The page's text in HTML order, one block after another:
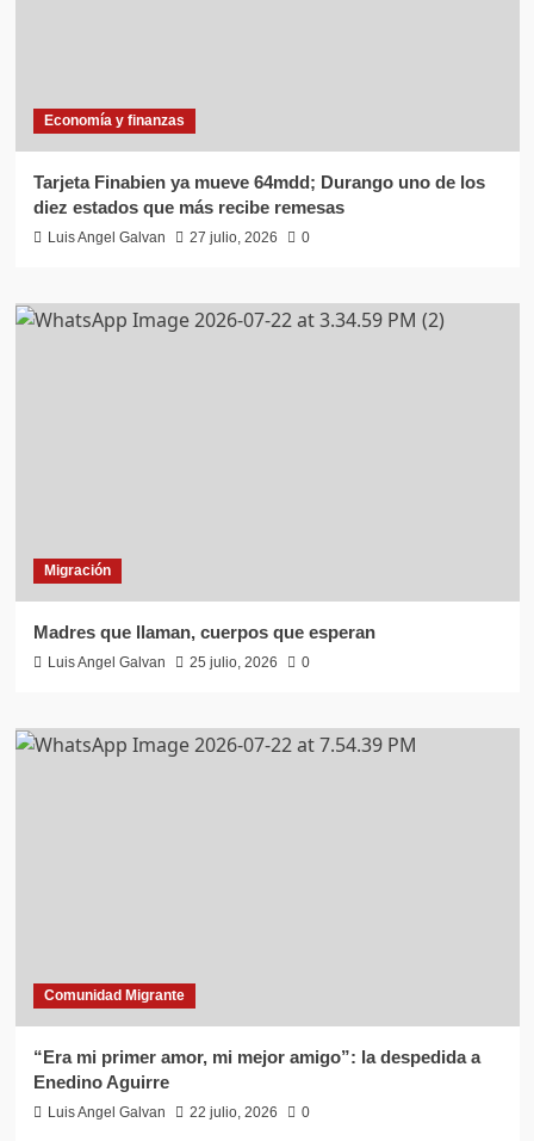
Economía y finanzas
Tarjeta Finabien ya mueve 64mdd; Durango uno de los
diez estados que más recibe remesas
Luis Angel Galvan 27 julio, 2026 0
Migración
Madres que llaman, cuerpos que esperan
Luis Angel Galvan 25 julio, 2026 0
Comunidad Migrante
“Era mi primer amor, mi mejor amigo”: la despedida a
Enedino Aguirre
Luis Angel Galvan 22 julio, 2026 0